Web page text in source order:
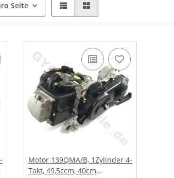
Seite
Motor 139QMA/B, 1Zylinder 4-
Takt, 49,5ccm, 40cm